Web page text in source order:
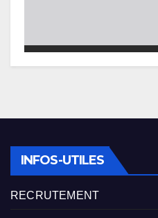
INFOS-UTILES
RECRUTEMENT